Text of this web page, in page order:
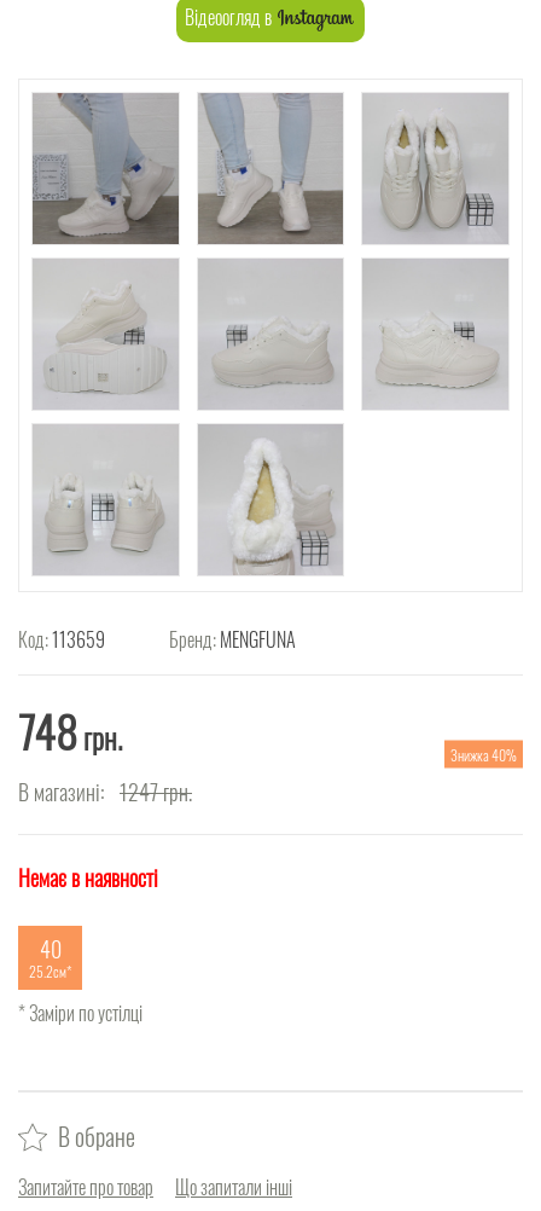
Відеоогляд в
Код:113659 Бренд:MENGFUNA
748грн.
В магазині: 1247грн.
Знижка 40%
Немає в наявності
40
25.2см
* Заміри по устілці
В обране
Запитайте про товар Що запитали інші